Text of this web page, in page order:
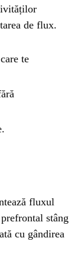
de flux.
te
fluxul
stâng
cu gândirea